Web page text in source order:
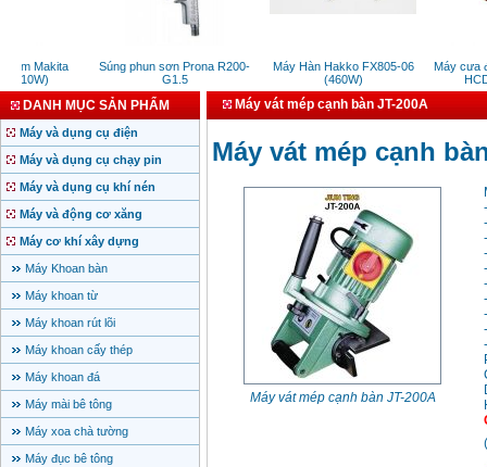
Makita
Súng phun sơn Prona R200-
G1.5
Máy Hàn Hakko FX805-06
(460W)
Máy cưa
DANH MỤC SẢN PHẨM
Máy và dụng cụ điện
Máy và dụng cụ chạy pin
Máy và dụng cụ khí nén
Máy và động cơ xăng
Máy cơ khí xây dựng
Máy Khoan bàn
Máy khoan từ
Máy khoan rút lõi
Máy khoan cấy thép
Máy khoan đá
Máy mài bê tông
Máy xoa chà tường
Máy đục bê tông
Máy vát mép cạnh bàn JT-200A
Máy vát mép cạnh
Máy vát mép cạnh bàn JT-200A
(